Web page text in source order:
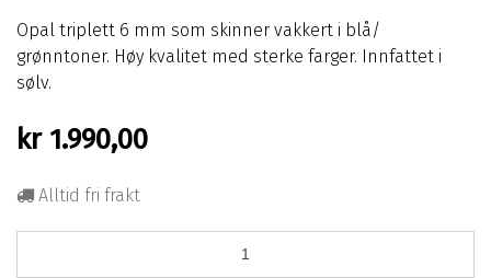
Opal triplett 6 mm som skinner vakkert i blå/
grønntoner. Høy kvalitet med sterke farger. Innfattet i
sølv.
kr1.990,00
Alltid fri frakt